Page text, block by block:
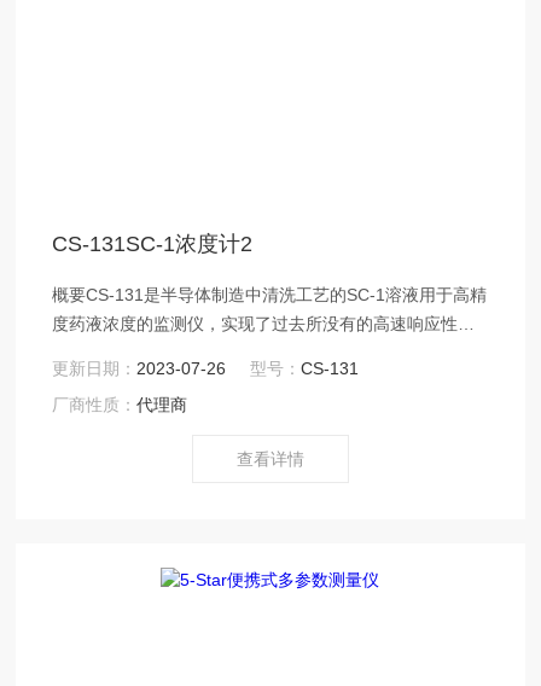
CS-131SC-1浓度计2
概要CS-131是半导体制造中清洗工艺的SC-1溶液用于高精
度药液浓度的监测仪，实现了过去所没有的高速响应性和
所使用的SC-1溶液(NH3/H2O2/H2O)各成分浓度。通过使
用监测输出的回收控制，可以确保SC-1溶液的浓度在允许
且，冷却器一体型也进入了产品阵容内，可适用较大范围
更新日期： 2023-07-26 型号：CS-131
厂商性质：代理商
查看详情